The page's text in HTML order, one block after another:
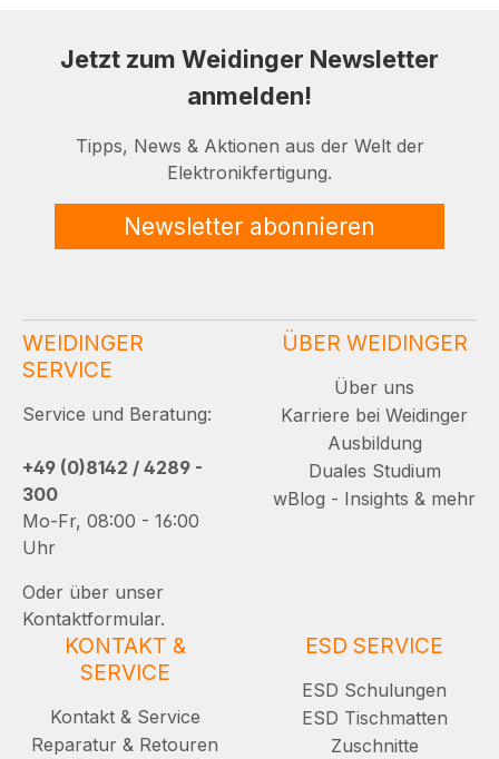
Jetzt zum Weidinger Newsletter
anmelden!
Tipps, News & Aktionen aus der Welt der
Elektronikfertigung.
Newsletter abonnieren
WEIDINGER
SERVICE
Service und Beratung:
+49 (0)8142 / 4289 -
300
Mo-Fr, 08:00 - 16:00
Uhr
Oder über unser
Kontaktformular.
ÜBER WEIDINGER
Über uns
Karriere bei Weidinger
Ausbildung
Duales Studium
wBlog - Insights & mehr
KONTAKT &
SERVICE
Kontakt & Service
Reparatur & Retouren
ESD SERVICE
ESD Schulungen
ESD Tischmatten
Zuschnitte